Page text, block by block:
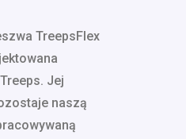
TreepsFlex
Jej
naszą